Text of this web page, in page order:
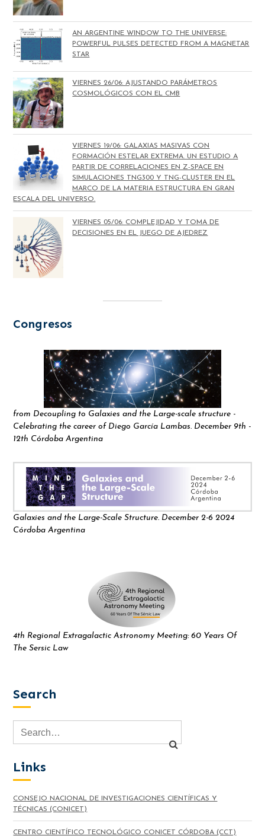
AN ARGENTINE WINDOW TO THE UNIVERSE:
POWERFUL PULSES DETECTED FROM A MAGNETAR
STAR
VIERNES 26/06: AJUSTANDO PARÁMETROS
COSMOLÓGICOS CON EL CMB
VIERNES 19/06: GALAXIAS MASIVAS CON
FORMACIÓN ESTELAR EXTREMA. UN ESTUDIO A
PARTIR DE CORRELACIONES EN Z-SPACE EN
SIMULACIONES TNG300 Y TNG-CLUSTER EN EL
MARCO DE LA MATERIA ESTRUCTURA EN GRAN
ESCALA DEL UNIVERSO.
VIERNES 05/06: COMPLEJIDAD Y TOMA DE
DECISIONES EN EL JUEGO DE AJEDREZ
Congresos
from Decoupling to Galaxies and the Large-scale structure -
Celebrating the career of Diego García Lambas. December 9th -
12th Córdoba Argentina
Galaxies and the Large-Scale Structure. December 2-6 2024
Córdoba Argentina
4th Regional Extragalactic Astronomy Meeting: 60 Years Of
The Sersic Law
Search
Links
CONSEJO NACIONAL DE INVESTIGACIONES CIENTÍFICAS Y
TÉCNICAS (CONICET)
CENTRO CIENTÍFICO TECNOLÓGICO CONICET CÓRDOBA (CCT)